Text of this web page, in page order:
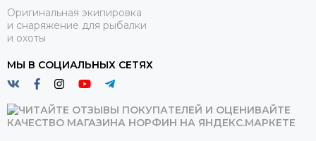
Оригинальная экипировка
и снаряжение для рыбалки
и охоты
МЫ В СОЦИАЛЬНЫХ СЕТЯХ